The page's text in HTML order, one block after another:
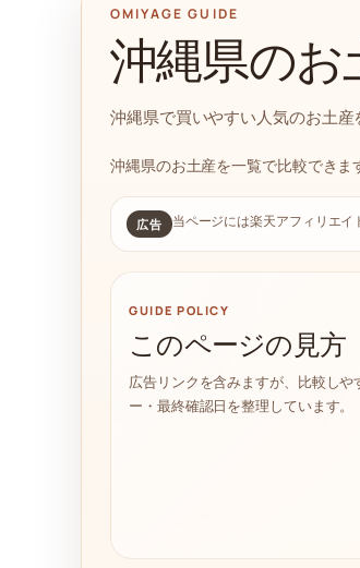
OMIYAGE GUIDE
沖縄県のお
沖縄県で買いやすい人気のお土産
沖縄県のお土産を一覧で比較できま
広告 当ページには楽天アフィリエイ
GUIDE POLICY
このページの見方
広告リンクを含みますが、比較し
ー・最終確認日を整理しています。